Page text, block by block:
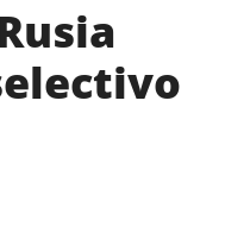
ADICIONAL
Podcasts
Publicaciones